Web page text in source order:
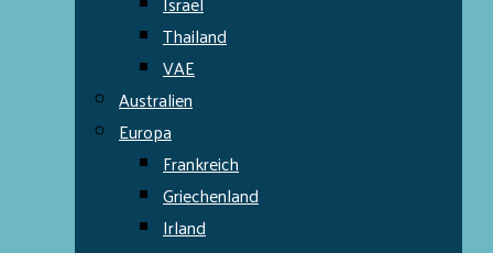
Thailand
VAE
Australien
Europa
Frankreich
Griechenland
Irland